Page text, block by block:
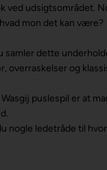
ved udsigtsområdet.
mon det kan være?
samler dette
overraskelser og
puslespil er at
nogle ledetråde til